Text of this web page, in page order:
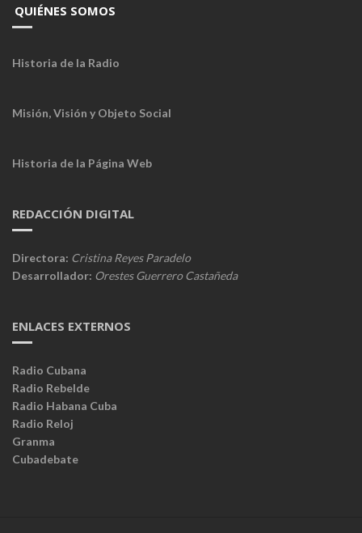
QUIÉNES SOMOS
Historia de la Radio
Misión, Visión y Objeto Social
Historia de la Página Web
REDACCIÓN DIGITAL
Directora: Cristina Reyes Paradelo
Desarrollador: Orestes Guerrero Castañeda
ENLACES EXTERNOS
Radio Cubana
Radio Rebelde
Radio Habana Cuba
Radio Reloj
Granma
Cubadebate